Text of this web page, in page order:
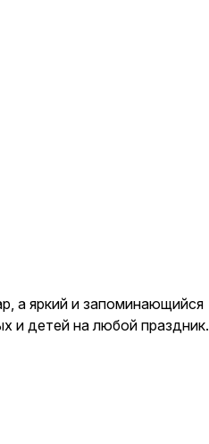
а яркий и запоминающийся
и детей на любой праздник.